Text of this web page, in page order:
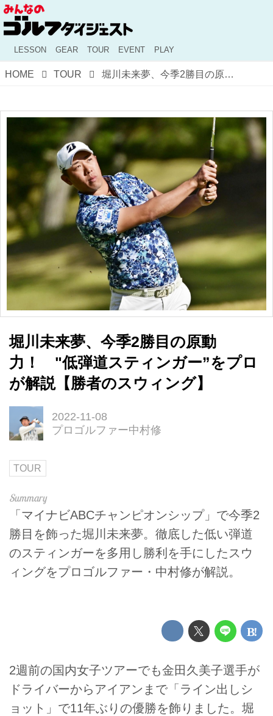
LESSON GEAR TOUR EVENT PLAY
HOME TOUR 堀川未来夢、今季2勝目の原動力！ "低弾道スティンガー”をプロが解説【勝者のスウィング】
堀川未来夢、今季2勝目の原動
力！ "低弾道スティンガー”をプロ
が解説【勝者のスウィング】
2022-11-08
プロゴルファー中村修
TOUR
「マイナビABCチャンピオンシップ」で今季2
勝目を飾った堀川未来夢。徹底した低い弾道
のスティンガーを多用し勝利を手にしたスウ
ィングをプロゴルファー・中村修が解説。
2週前の国内女子ツアーでも金田久美子選手が
ドライバーからアイアンまで「ライン出しシ
ョット」で11年ぶりの優勝を飾りました。堀